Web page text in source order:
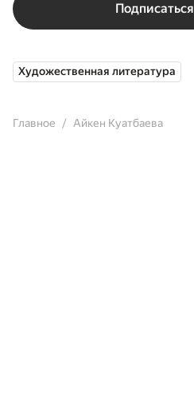
Подписаться
Художественная литература
Главное Айкен Куатбаева